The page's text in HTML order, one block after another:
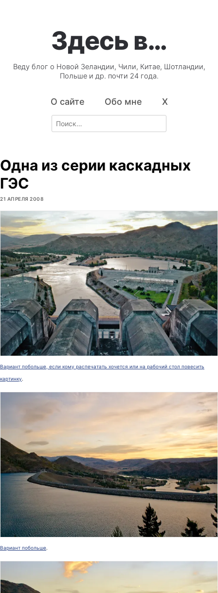
Здесь в…
Веду блог о Новой Зеландии, Чили, Китае, Шотландии,
Польше и др. почти 24 года.
О сайте Обо мне X
Search
for:
Одна из серии каскадных
ГЭС
21 АПРЕЛЯ 2008
Вариант побольше, если кому распечатать хочется или на рабочий стол повесить
картинку.
Вариант побольше.